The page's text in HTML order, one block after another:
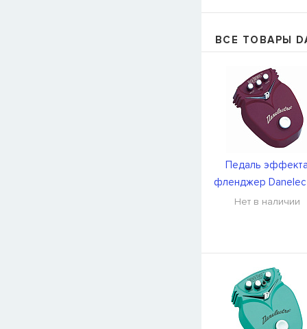
ВСЕ ТОВАРЫ
Педаль
фленджер
DJ8
Нет в наличии